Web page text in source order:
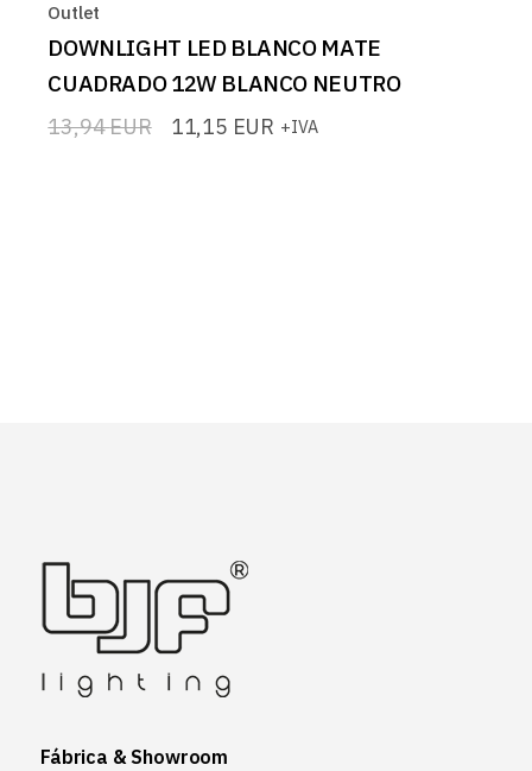
Outlet
DOWNLIGHT LED BLANCO MATE
CUADRADO 12W BLANCO NEUTRO
13,94EUR
El 11,15 EUR
El +IVA
Fábrica & Showroom